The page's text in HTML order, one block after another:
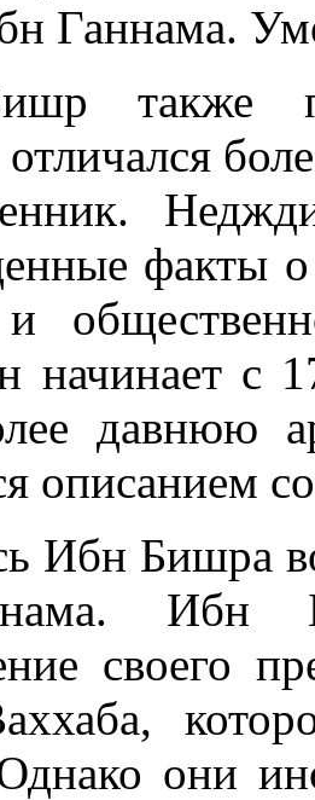
Ганнама.
также
факты о
и
начинает с
давнюю
описанием
Ибн Бишра
Ибн
своего
они